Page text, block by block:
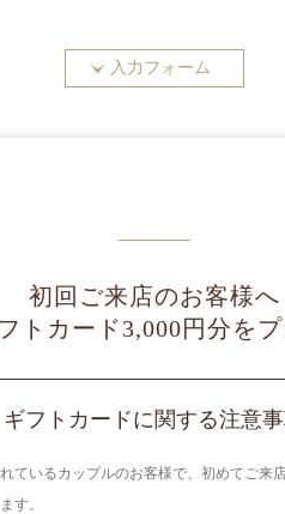
入力フォーム
初回ご来店のお客様へ
トカード3,000円分を
ギフトカードに関する注意
ているカップルのお客様で、初めてご来
す。